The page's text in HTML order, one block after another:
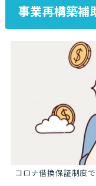
事業再構築補
コロナ借換保証制度